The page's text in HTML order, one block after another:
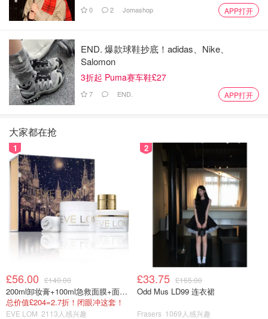
0 2 Jomashop APP打开
END. 爆款球鞋抄底！adidas、Nike、
Salomon
3折起 Puma赛车鞋£27
7 END. APP打开
大家都在抢
1
£56.00 £140.00
200ml卸妆膏+100ml急救面膜+面霜+洁颜布
总价值£204=2.7折！闭眼冲这套！
EVE LOM 2113人感兴趣
2
£33.75 £165.00
Odd Mus LD99 连衣裙
Frasers 1069人感兴趣